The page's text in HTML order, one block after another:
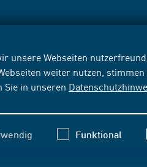
unsere Webseiten
weiter nutzen,
Sie in unseren
Funktional